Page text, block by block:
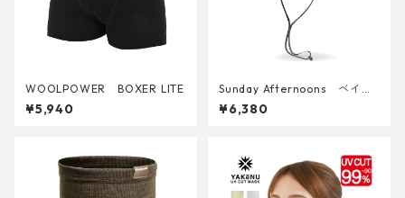
WOOLPOWER BOXER LITE
¥5,940
Sunday Afternoons ベイパ
ーライトテンポバケット
¥6,380